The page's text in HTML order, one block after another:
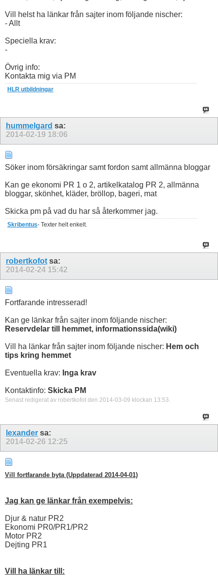
Vill helst ha länkar från sajter inom följande nischer:
- Allt
Speciella krav:
-
Övrig info:
Kontakta mig via PM
HLR utbildningar
hummelgard sa:
2014-02-19 18:06
Söker inom försäkringar samt fordon samt allmänna bloggar
Kan ge ekonomi PR 1 o 2, artikelkatalog PR 2, allmänna
bloggar, skönhet, kläder, bröllop, bageri, mat
Skicka pm på vad du har så återkommer jag.
Skribentus- Texter helt enkelt.
robertkofot sa:
2014-02-24 15:42
Fortfarande intresserad!
Kan ge länkar från sajter inom följande nischer:
Reservdelar till hemmet, informationssida(wiki)
Vill ha länkar från sajter inom följande nischer: Hem och
tips kring hemmet
Eventuella krav: Inga krav
Kontaktinfo: Skicka PM
Senast redigerat av robertkofot den 2014-03-09 klockan 13:53.
lexander sa:
2014-02-26 12:25
Vill fortfarande byta (Uppdaterad 2014-04-01)
Jag kan ge länkar från exempelvis:
Djur & natur PR2
Ekonomi PR0/PR1/PR2
Motor PR2
Dejting PR1
Vill ha länkar till: